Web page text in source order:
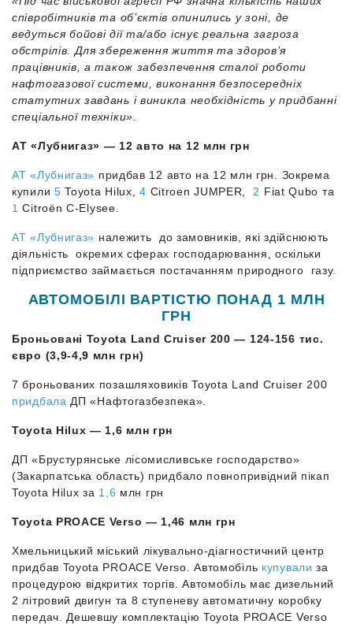
співробітників та об’єктів опинились у зоні, де
ведуться бойові дії та/або існує реальна загроза
обстрілів. Для збереження життя та здоров’я
працівників, а також забезпечення сталої роботи
нафтогазової системи, виконання безпосередніх
статутних завдань і виникла необхідність у придбанні
спеціальної техніки».
АТ «Лубнигаз» — 12 авто на 12 млн грн
АТ «Лубнигаз» придбав 12 авто на 12 млн грн. Зокрема
купили 5 Toyota Hilux,4 Citroen JUMPER, 2 Fiat Qubo та
1 Citroёn C-Elysee.
АТ «Лубнигаз» належить до замовників, які здійснюють
діяльність окремих сферах господарювання, оскільки
підприємство займається постачанням природного газу.
АВТОМОБІЛІ ВАРТІСТЮ ПОНАД 1 МЛН
ГРН
Броньовані Toyota Land Cruiser 200 — 124-156 тис.
євро (3,9-4,9 млн грн)
7 броньованих позашляховиків Toyota Land Cruiser 200
придбала ДП «Нафтогазбезпека».
Toyota Hilux — 1,6 млн грн
ДП «Брустурянське лісомисливське господарство»
(Закарпатська область) придбало повнопривідний пікап
Toyota Hilux за 1,6 млн грн
Toyota PROACE Verso — 1,46 млн грн
Хмельницький міський лікувально-діагностичний центр
придбав Toyota PROACE Verso. Автомобіль купували за
процедурою відкритих торгів. Автомобіль має дизельний
2 літровий двигун та 8 ступеневу автоматичну коробку
передач. Дешевшу комплектацію Toyota PROACE Verso